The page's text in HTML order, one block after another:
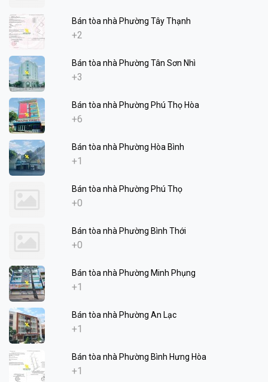
Bán tòa nhà Phường Tây Thạnh
+2
Bán tòa nhà Phường Tân Sơn Nhì
+3
Bán tòa nhà Phường Phú Thọ Hòa
+6
Bán tòa nhà Phường Hòa Bình
+1
Bán tòa nhà Phường Phú Thọ
+0
Bán tòa nhà Phường Bình Thới
+0
Bán tòa nhà Phường Minh Phụng
+1
Bán tòa nhà Phường An Lạc
+1
Bán tòa nhà Phường Bình Hưng Hòa
+1